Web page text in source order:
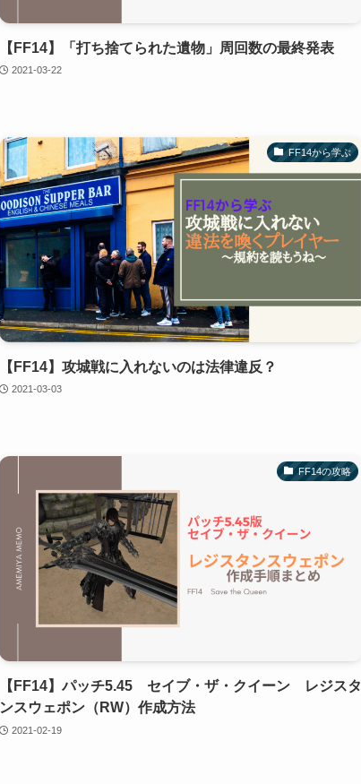
【FF14】「打ち捨てられた遺物」周回数の最終発表
2021-03-22
FF14から学ぶ
【FF14】攻城戦に入れないのは法律違反？
2021-03-03
FF14の攻略
【FF14】パッチ5.45 セイブ・ザ・クイーン レジスタ
ンスウェポン（RW）作成方法
2021-02-19